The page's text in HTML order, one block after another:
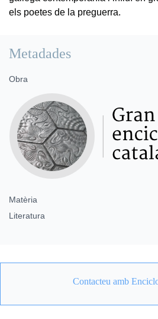
els poetes de la preguerra.
Metadades
Obra
Matèria
Literatura
Contacteu amb